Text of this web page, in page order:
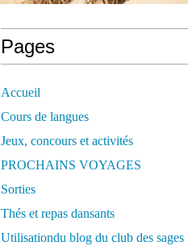
Pages
Accueil
Cours de langues
Jeux, concours et activités
PROCHAINS VOYAGES
Sorties
Thés et repas dansants
Utilisationdu blog du club des sages